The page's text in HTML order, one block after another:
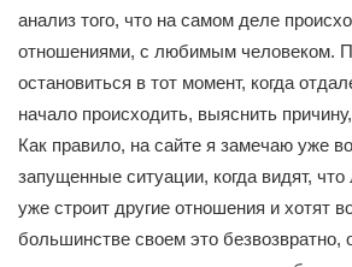
анализ того, что на самом деле
отношениями, с любимым человеком.
остановиться в тот момент, когда
начало происходить, выяснить
Как правило, на сайте я замечаю уже
запущенные ситуации, когда видят,
уже строит другие отношения и хотят
большинстве своем это безвозвратно,